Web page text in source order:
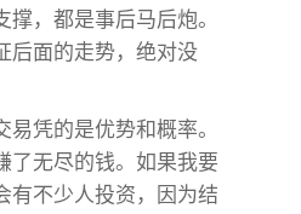
，都是事后马后炮。
后面的走势，绝对没
凭的是优势和概率。
了无尽的钱。如果我要
有不少人投资，因为结